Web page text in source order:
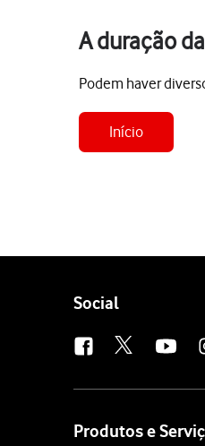
A duração
Podem haver
Início
Follow
Social
Produtos e